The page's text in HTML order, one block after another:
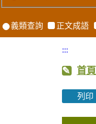
義類查詢 正文成語
:::
首頁
列印